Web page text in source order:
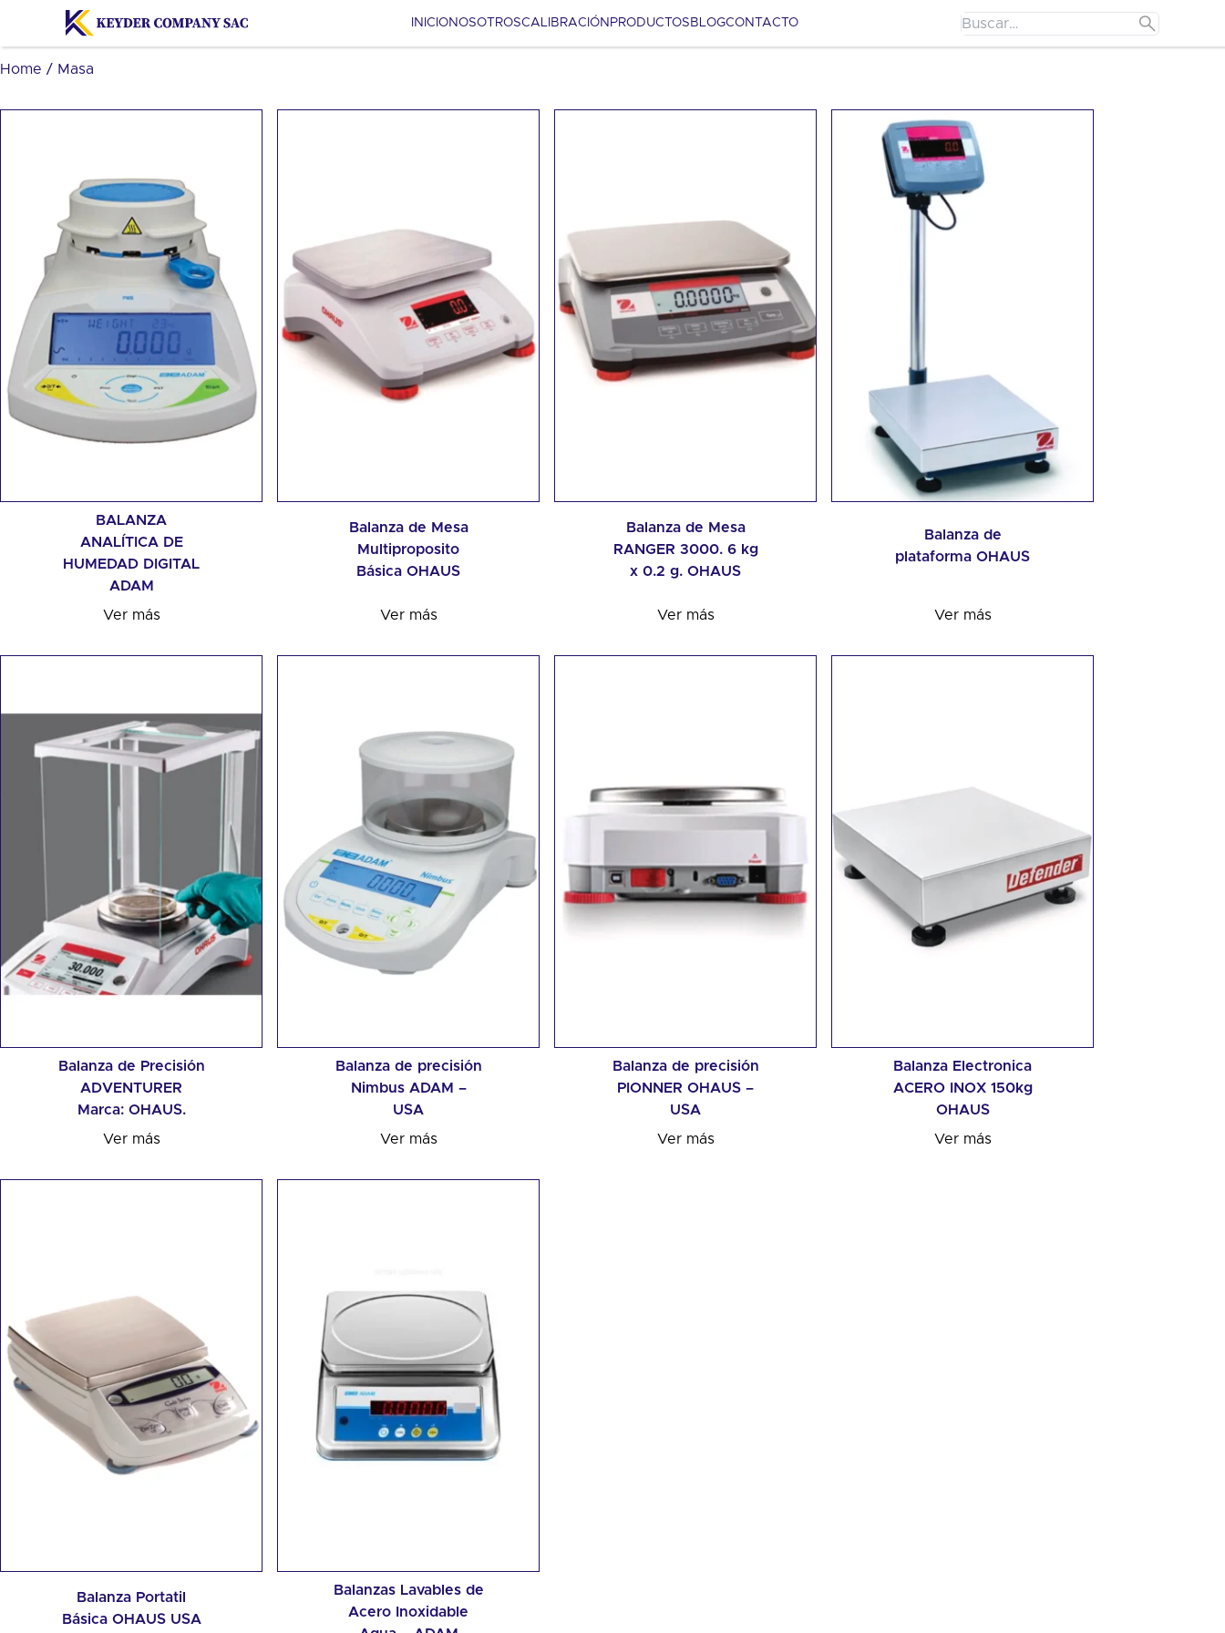
INICIONOSOTROSCALIBRACIÓN PRODUCTOS BLOGCONTACTO
Search
for:
Home / Masa
BALANZA
ANALÍTICA DE
HUMEDAD DIGITAL
ADAM
Ver más
Balanza de Mesa
Multiproposito
Básica OHAUS
Ver más
Balanza de Mesa
RANGER 3000. 6 kg
x 0.2 g. OHAUS
Ver más
Balanza de
plataforma OHAUS
Ver más
Balanza de Precisión
ADVENTURER
Marca: OHAUS.
Ver más
Balanza de precisión
Nimbus ADAM –
USA
Ver más
Balanza de precisión
PIONNER OHAUS –
USA
Ver más
Balanza Electronica
ACERO INOX 150kg
OHAUS
Ver más
Balanza Portatil
Básica OHAUS USA
Balanzas Lavables de
Acero Inoxidable